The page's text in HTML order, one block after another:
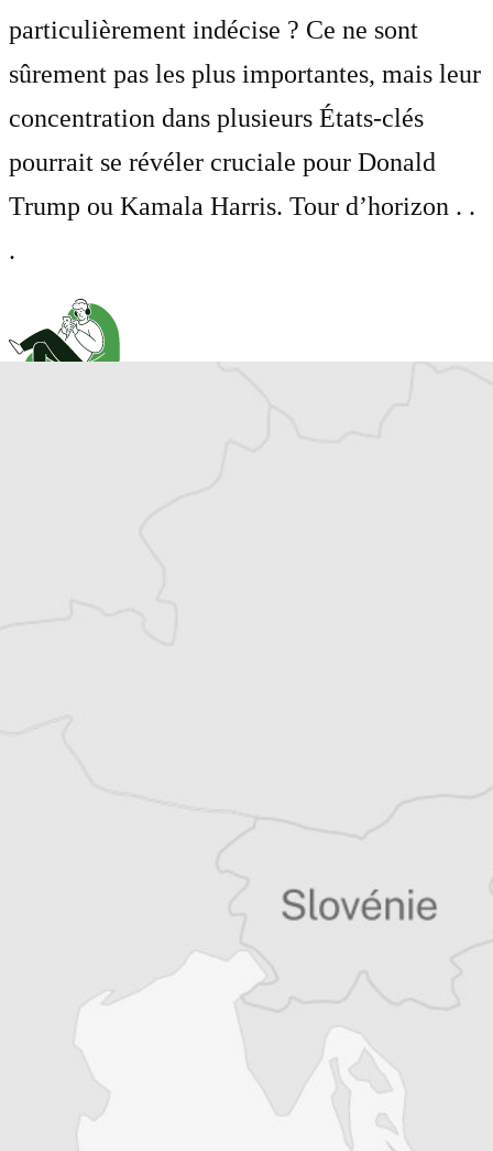
particulièrement indécise ? Ce ne sont
sûrement pas les plus importantes, mais leur
concentration dans plusieurs États-clés
pourrait se révéler cruciale pour Donald
Trump ou Kamala Harris. Tour d’horizon . .
.
Résiliable à tout moment en quelques clics
Un journal 100% indépendant
Accédez à des fonctionnalités
exclusives
Explorez +10 ans d’archives sur les